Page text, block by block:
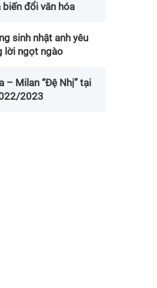
biến đổi văn hóa
sinh nhật anh yêu
lời ngọt ngào
– Milan “Đệ Nhị” tại
2023